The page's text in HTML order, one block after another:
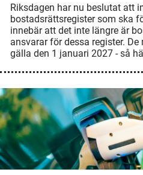
Riksdagen har nu beslutat att
bostadsrättsregister som ska
innebär att det inte längre är
ansvarar för dessa register.
gälla den 1 januari 2027 - så